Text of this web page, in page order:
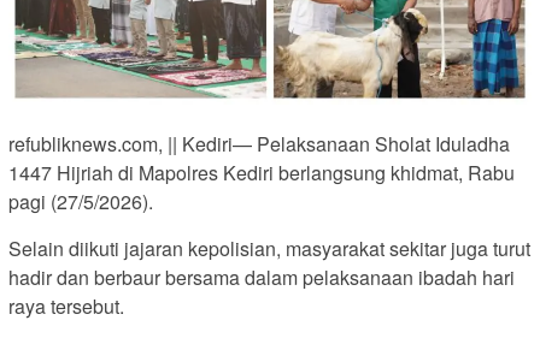
refubliknews.com, || Kediri— Pelaksanaan Sholat Iduladha
1447 Hijriah di Mapolres Kediri berlangsung khidmat, Rabu
pagi (27/5/2026).
Selain diikuti jajaran kepolisian, masyarakat sekitar juga turut
hadir dan berbaur bersama dalam pelaksanaan ibadah hari
raya tersebut.